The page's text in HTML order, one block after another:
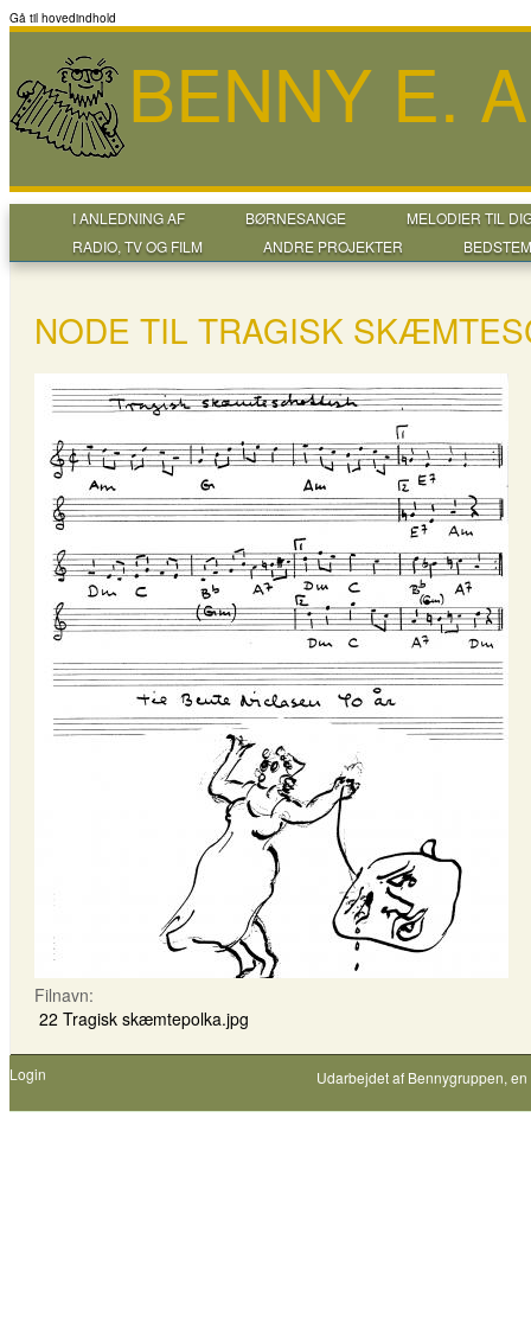
Gå til hovedindhold
BENNY E.
I ANLEDNING AF BØRNESANGE
MELODIER TIL
RADIO, TV OG FILM
ANDRE PROJEKTER
NODE TIL TRAGISK
Filnavn:
22 Tragisk skæmtepolka.jpg
Login Udarbejdet af Bennygruppen,